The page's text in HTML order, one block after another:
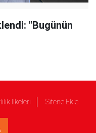
"Bugünün
İlkeleri Sitene Ekle